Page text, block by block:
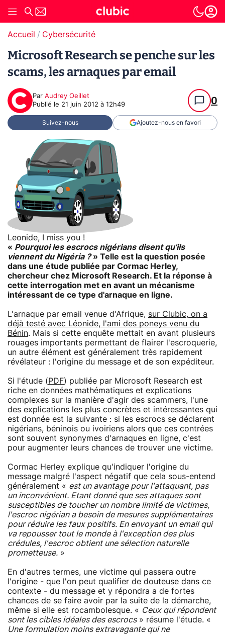
Accueil Cybersécurité
Microsoft Research se penche sur les
scams, les arnaques par email
Par Audrey Oeillet
Publié le 21 juin 2012 à 12h49 0
Suivez-nous Ajoutez-nous en favori
Leonide, I miss you !
« Pourquoi les escrocs nigérians disent qu'ils
viennent du Nigéria ?» Telle est la question posée
dans une étude publiée par Cormac Herley,
chercheur chez Microsoft Research. Et la réponse à
cette interrogation met en avant un mécanisme
intéressant de ce type d'arnaque en ligne.
L'arnaque par email venue d'Afrique, sur Clubic, on a
déjà testé avec Léonide, l'ami des poneys venu du
Bénin. Mais si cette enquête mettait en avant plusieurs
rouages importants permettant de flairer l'escroquerie,
un autre élément est généralement très rapidement
révélateur : l'origine du message et de son expéditeur.
Si l'étude (PDF) publiée par Microsoft Research est
riche en données mathématiques et explications
complexes sur la manière d'agir des scammers, l'une
des explications les plus concrètes et intéressantes qui
est donnée est la suivante : si les escrocs se déclarent
nigérians, béninois ou ivoiriens alors que ces contrées
sont souvent synonymes d'arnaques en ligne, c'est
pour augmenter leurs chances de trouver une victime.
Cormac Herley explique qu'indiquer l'origine du
message malgré l'aspect négatif que cela sous-entend
généralement « est un avantage pour l'attaquant, pas
un inconvénient. Etant donné que ses attaques sont
susceptibles de toucher un nombre limité de victimes,
l'escroc nigérian a besoin de mesures supplémentaires
pour réduire les faux positifs. En envoyant un email qui
va repousser tout le monde à l'exception des plus
crédules, l'escroc obtient une sélection naturelle
prometteuse. »
En d'autres termes, une victime qui passera outre
l'origine - que l'on peut qualifier de douteuse dans ce
contexte - du message et y répondra a de fortes
chances de se faire avoir par la suite de la démarche,
même si elle est rocambolesque. « Ceux qui répondent
sont les cibles idéales des escrocs» résume l'étude. «
Une formulation moins extravagante qui ne